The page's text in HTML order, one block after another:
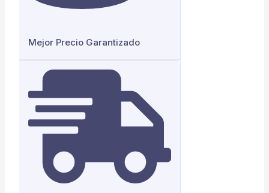
Mejor Precio Garantizado